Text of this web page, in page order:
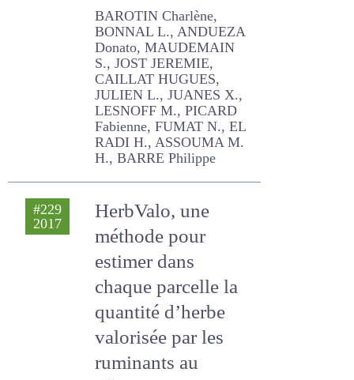
BAROTIN Charlène,
BONNAL L., ANDUEZA
Donato, MAUDEMAIN S.,
JOST JEREMIE, CAILLAT
HUGUES, JULIEN L., JUANES
X., LESNOFF M., PICARD
Fabienne, FUMAT N., EL
RADI H., ASSOUMA M. H.,
BARRE Philippe
#229
2017
HerbValo, une
méthode pour
estimer dans
chaque parcelle la
quantité d’herbe
valorisée par les
ruminants au
pâturage